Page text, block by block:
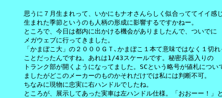
思うに７月生まれって、いかにもナオさんらしく似合っててイイ感
生まれた季節というのも人柄の形成に影響するですかねー。
ところで、今日は都内に出かける機会がありましたんで、ついでに
メガウェブに行ってきました。
「かまぼこ大」の２０００ＧＴ､かまぼこ１本て意味ではなく１切
ことだったんですね。あれは1/43スケールです。秘密兵器入りの
トランク部が開くようになってました。SCという略号が値札につい
ましたがどこのメーカーのものかそれだけでは私には判断不可。
ちなみに現物に忠実に右ハンドルでしたね。
ところが、展示してあった実車は左ハンドル仕様。「おおーー！」